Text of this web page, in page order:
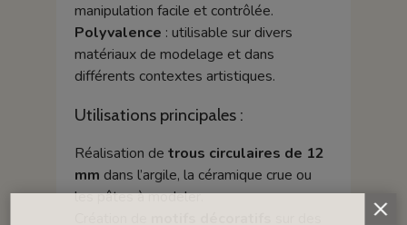
manipulation facile et contrôlée.
Polyvalence : utilisable sur divers
matériaux de modelage et dans
différents contextes artistiques.
Utilisations principales :
Réalisation de trous circulaires de 12
mm dans l’argile, la céramique crue ou
les pâtes à modeler.